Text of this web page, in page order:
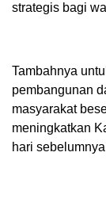
strategis bagi
Tambahnya
pembangunan
masyarakat
meningkatkan
hari